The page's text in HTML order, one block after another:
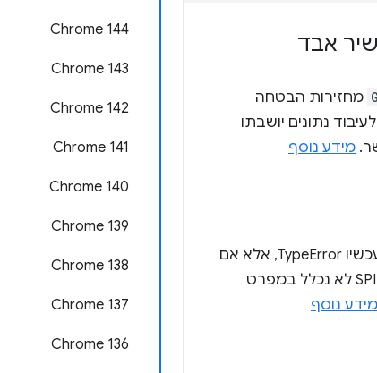
Chrome 144
Chrome 143
Chrome 142
Chrome 141
Chrome 140
Chrome 139
Chrome 138
Chrome 137
Chrome 136
אבד
מחזירות הבטחה
נתונים יושבתו
מידע נוסף
מחזירה עכשיו TypeError, אלא אם
Unsafe WebGPU Support (תמיכה לא בטוחה ב-WebGPU), כי SPIR-V לא נכלל במפרט
מידע נוסף